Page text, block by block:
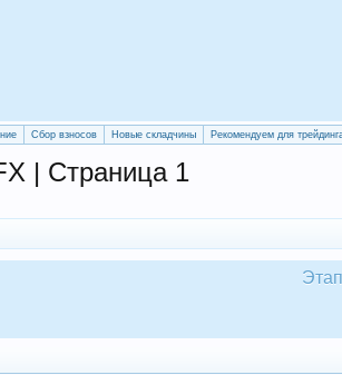
Сбор взносов Новые складчины Рекомендуем для
| Страница 1